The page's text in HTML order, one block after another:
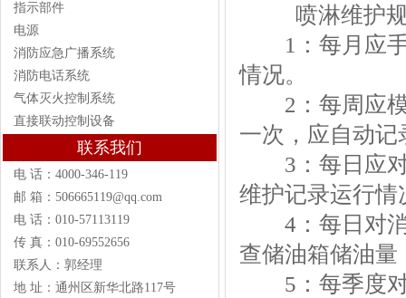
指示部件
电源
消防应急广播系统
消防电话系统
气体灭火控制系统
直接联动控制设备
联系我们
电 话：4000-346-119
邮 箱：506665119@qq.com
电 话：010-57113119
传 真：010-69552656
联系人：郭经理
地 址：通州区新华北路117号
喷淋维护规
1：每月应手
情况。
2：每周应模
一次，应自动
3：每日应对
维护记录运行情
4：每日对消
查储油箱储油
5：每季度对